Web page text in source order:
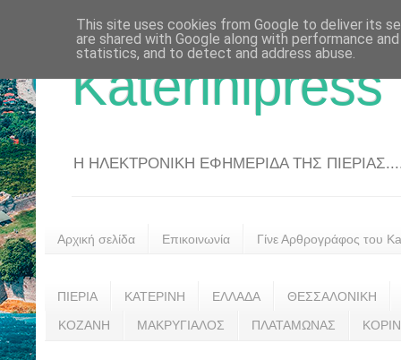
Katerinipress
Η ΗΛΕΚΤΡΟΝΙΚΗ ΕΦΗΜΕΡΙΔΑ ΤΗΣ
Αρχική σελίδα Επικοινωνία Γίνε Αρθρογράφος του
ΠΙΕΡΙΑ ΚΑΤΕΡΙΝΗ ΕΛΛΑΔΑ ΘΕΣΣΑΛΟΝΙΚΗ
ΚΟΖΑΝΗ ΜΑΚΡΥΓΙΑΛΟΣ ΠΛΑΤΑΜΩΝΑΣ
This site uses cookies from Google to deliver its
are shared with Google along with performance
statistics, and to detect and address abuse.